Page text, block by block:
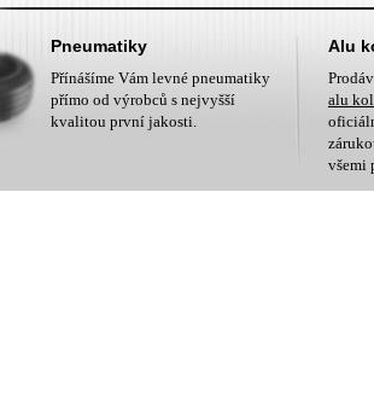
Pneumatiky
Přínášíme Vám levné pneumatiky
přímo od výrobců s nejvyšší
kvalitou první jakosti.
Alu
alu
všemi